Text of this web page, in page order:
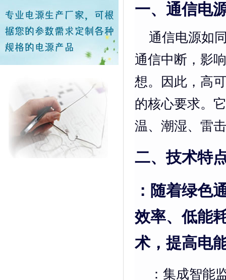
一、通信电
通信电源如
通信中断，影
想。因此，高
的核心要求。
温、潮湿、雷
二、技术特
：随着绿色
效率、低能
术，提高电
：集成智能